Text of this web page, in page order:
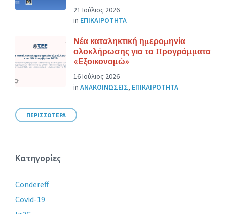
21 Ιούλιος 2026
in ΕΠΙΚΑΙΡΟΤΗΤΑ
Νέα καταληκτική ημερομηνία
ολοκλήρωσης για τα Προγράμματα
«Εξοικονομώ»
16 Ιούλιος 2026
in ΑΝΑΚΟΙΝΩΣΕΙΣ, ΕΠΙΚΑΙΡΟΤΗΤΑ
ΠΕΡΙΣΣΟΤΕΡΑ
Κατηγορίες
Condereff
Covid-19